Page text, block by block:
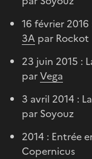
16 février
3A par Rockot
23 juin 2015 :
parVega
3 avril 2014 :
par Soyouz
2014 : Entrée
Copernicus